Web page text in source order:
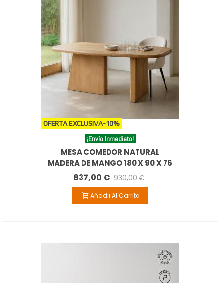
OFERTA EXCLUSIVA-10%
¡Envío Inmediato!
MESA COMEDOR NATURAL
MADERA DE MANGO 180 X 90 X 76
CM
837,00 € 930,00 €
Añadir Al Carrito